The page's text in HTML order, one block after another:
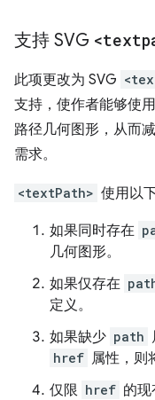
支持 SVG
此项更改为 SVG
支持，使作者能够使用
路径几何图形，从而
需求。
<textPath> 使用以
如果同时存在
几何图形。
如果仅存在
定义。
如果缺少 path
href 属性，则
仅限 href 的现